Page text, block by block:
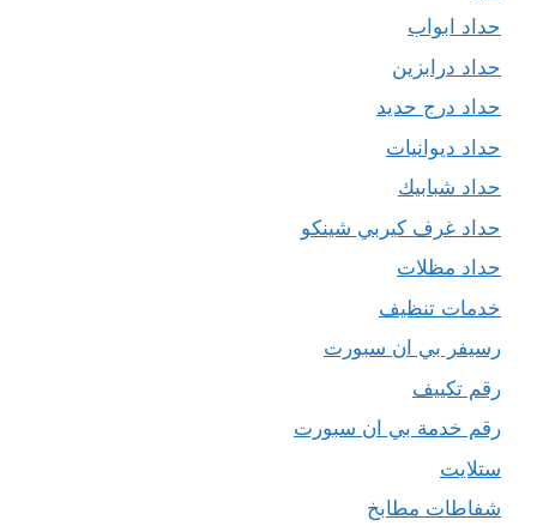
حداد ابواب
حداد درابزين
حداد درج حديد
حداد ديوانيات
حداد شبابيك
حداد غرف كيربي شينكو
حداد مظلات
خدمات تنظيف
رسيفر بي ان سبورت
رقم تكييف
رقم خدمة بي ان سبورت
ستلايت
شفاطات مطابخ